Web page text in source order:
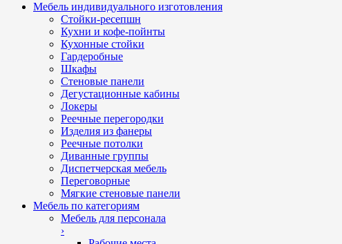
Мебель индивидуального изготовления
Стойки-ресепшн
Кухни и кофе-пойнты
Кухонные стойки
Гардеробные
Шкафы
Стеновые панели
Дегустационные кабины
Локеры
Реечные перегородки
Изделия из фанеры
Реечные потолки
Диванные группы
Диспетчерская мебель
Переговорные
Мягкие стеновые панели
Мебель по категориям
Мебель для персонала
›